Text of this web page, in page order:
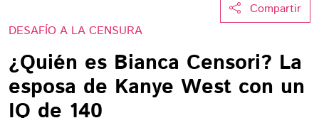
Compartir
DESAFÍO A LA CENSURA
¿Quién es Bianca Censori? La
esposa de Kanye West con un
IQ de 140